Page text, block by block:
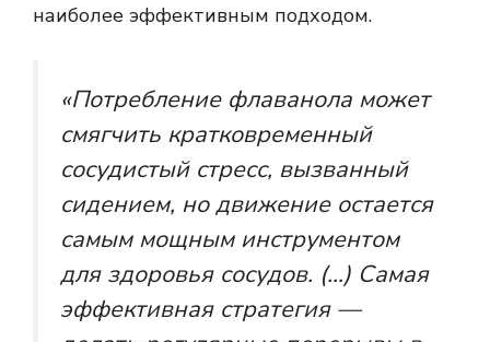
наиболее эффективным подходом.
«Потребление флаванола может
смягчить кратковременный
сосудистый стресс, вызванный
сидением, но движение остается
самым мощным инструментом
для здоровья сосудов. (…) Самая
эффективная стратегия —